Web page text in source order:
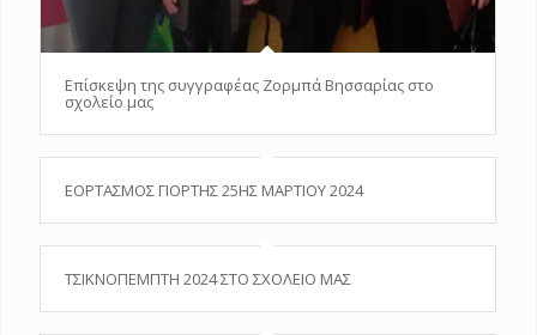
Επίσκεψη της συγγραφέας Ζορμπά Βησσαρίας στο
σχολείο μας
ΕΟΡΤΑΣΜΟΣ ΓΙΟΡΤΗΣ 25ΗΣ ΜΑΡΤΙΟΥ 2024
ΤΣΙΚΝΟΠΕΜΠΤΗ 2024 ΣΤΟ ΣΧΟΛΕΙΟ ΜΑΣ